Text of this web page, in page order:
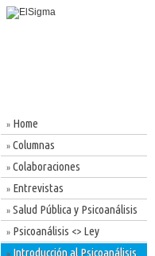
» Home
» Columnas
» Colaboraciones
» Entrevistas
» Salud Pública y Psicoanálisis
» Psicoanálisis <> Ley
» Introducción al Psicoanálisis